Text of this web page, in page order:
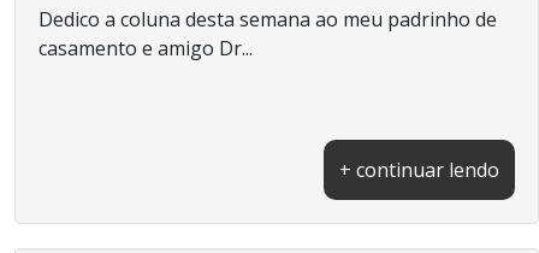
Dedico a coluna desta semana ao meu padrinho de
casamento e amigo Dr...
+ continuar lendo